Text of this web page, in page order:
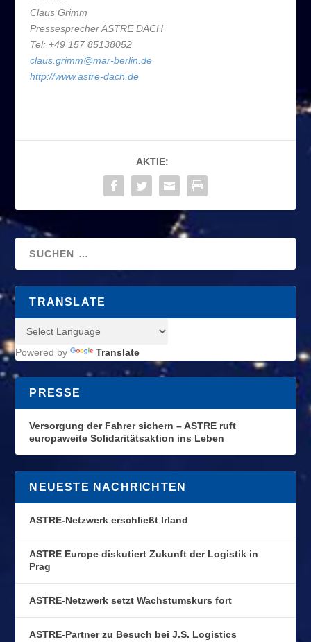
Claus Grimm
Pressesprecher ASTRE DACH
Tel: +49 157 85138052
claus.grimm@mar-berlin.de
http://www.astre-dach.de
AKTIE:
TRANSLATE
Powered by Translate
PRESSE
Versorgung der Fahrer sichern – ASTRE ruft
europaweite Solidaritätsaktion ins Leben
NEUESTE NACHRICHTEN
ASTRE-Netzwerk erschließt Irland
ASTRE Europe diskutiert Zukunft der Logistik in
Prag
ASTRE-Netzwerk setzt Wachstumskurs fort
ASTRE-Partner zu Besuch bei J.S. Logistics